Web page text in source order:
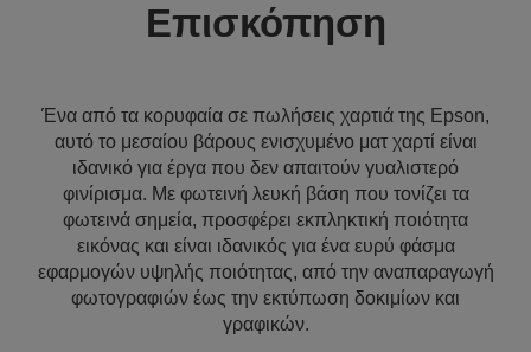
Επισκόπηση
Ένα από τα κορυφαία σε πωλήσεις χαρτιά της Epson,
αυτό το μεσαίου βάρους ενισχυμένο ματ χαρτί είναι
ιδανικό για έργα που δεν απαιτούν γυαλιστερό
φινίρισμα. Με φωτεινή λευκή βάση που τονίζει τα
φωτεινά σημεία, προσφέρει εκπληκτική ποιότητα
εικόνας και είναι ιδανικός για ένα ευρύ φάσμα
εφαρμογών υψηλής ποιότητας, από την αναπαραγωγή
φωτογραφιών έως την εκτύπωση δοκιμίων και
γραφικών.